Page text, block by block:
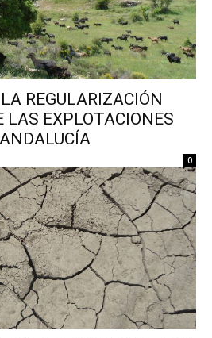
REGULARIZACIÓN
LAS EXPLOTACIONES
0